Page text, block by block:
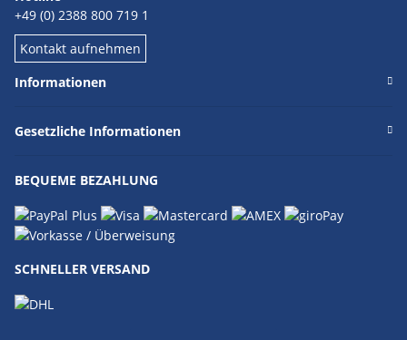
+49 (0) 2388 800 719 1
Kontakt aufnehmen
Informationen
Gesetzliche Informationen
BEQUEME BEZAHLUNG
SCHNELLER VERSAND